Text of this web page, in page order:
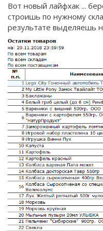
Вот новый лайфхак ...
строишь по нужному
результате выделяешь